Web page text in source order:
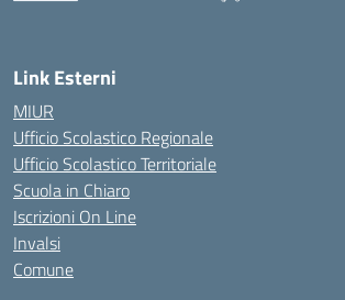
Link Esterni
MIUR
Ufficio Scolastico Regionale
Ufficio Scolastico Territoriale
Scuola in Chiaro
Iscrizioni On Line
Invalsi
Comune